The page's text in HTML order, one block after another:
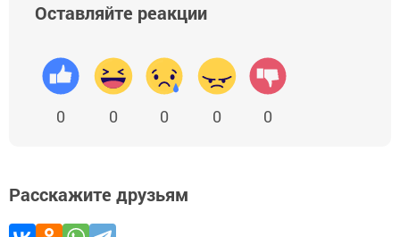
Оставляйте реакции
0 0 0 0 0
Расскажите друзьям